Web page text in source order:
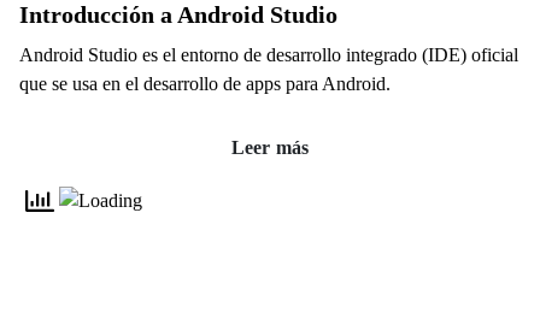
Introducción a Android Studio
Android Studio es el entorno de desarrollo integrado (IDE) oficial
que se usa en el desarrollo de apps para Android.
Leer más